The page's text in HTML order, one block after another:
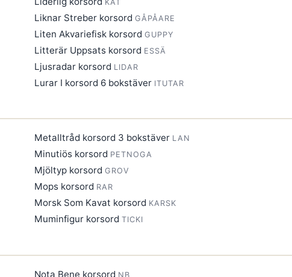
KÅT
Liknar Streber korsord GÅPÅARE
Liten Akvariefisk korsord GUPPY
Litterär Uppsats korsord ESSÄ
Ljusradar korsord LIDAR
Lurar I korsord 6 bokstäver ITUTAR
Metalltråd korsord 3 bokstäver LAN
Minutiös korsord PETNOGA
Mjöltyp korsord GROV
Mops korsord RAR
Morsk Som Kavat korsord KARSK
Muminfigur korsord TICKI
Nota Bene korsord NB